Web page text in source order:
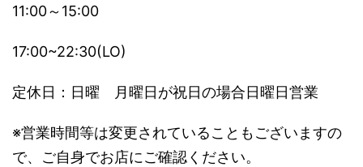
11:00～15:00
17:00~22:30(LO)
定休日：日曜 月曜日が祝日の場合日曜日営業
※営業時間等は変更されていることもございますの
で、ご自身でお店にご確認ください。